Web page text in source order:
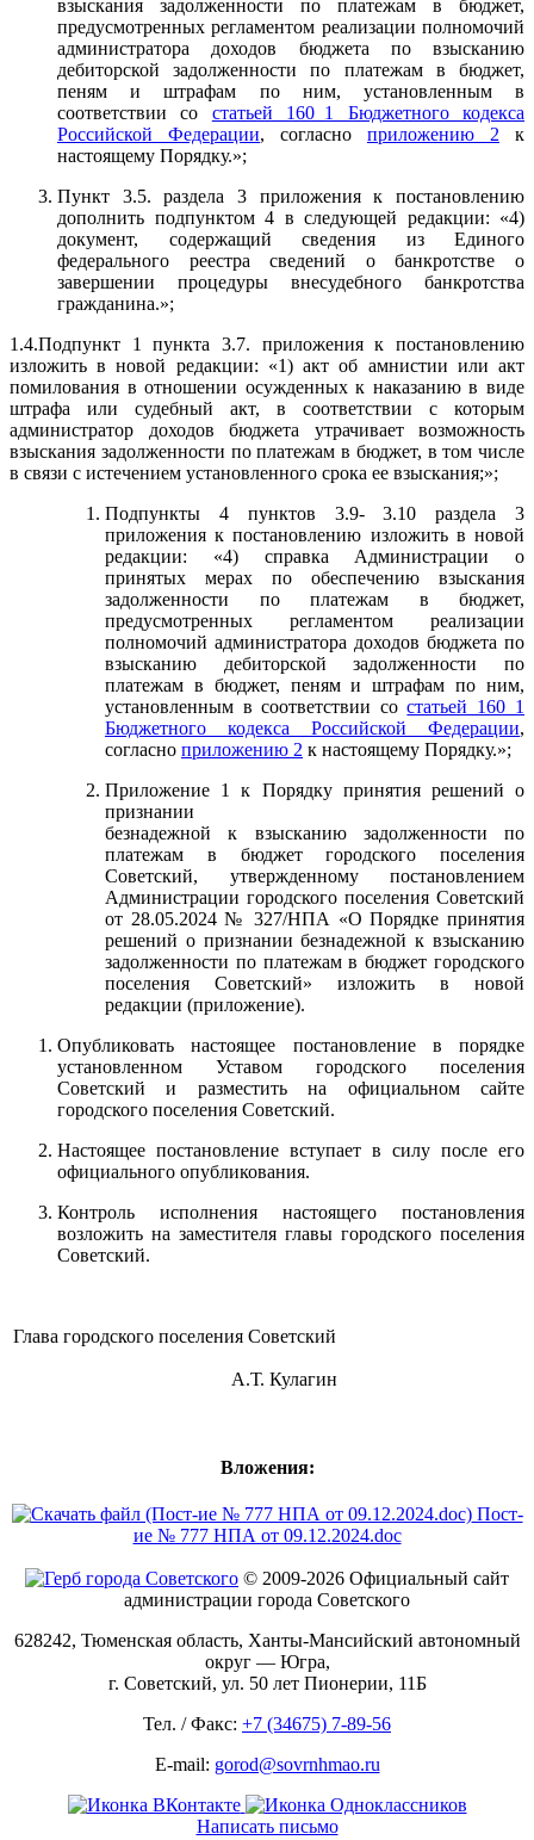
взыскания задолженности по платежам в бюджет,
предусмотренных регламентом реализации полномочий
администратора доходов бюджета по взысканию
дебиторской задолженности по платежам в бюджет,
пеням и штрафам по ним, установленным в
соответствии со статьей 160_1 Бюджетного кодекса
Российской Федерации, согласно приложению 2 к
настоящему Порядку.»;
Пункт 3.5. раздела 3 приложения к постановлению
дополнить подпунктом 4 в следующей редакции: «4)
документ, содержащий сведения из Единого
федерального реестра сведений о банкротстве о
завершении процедуры внесудебного банкротства
гражданина.»;
1.4.Подпункт 1 пункта 3.7. приложения к постановлению
изложить в новой редакции: «1) акт об амнистии или акт
помилования в отношении осужденных к наказанию в виде
штрафа или судебный акт, в соответствии с которым
администратор доходов бюджета утрачивает возможность
взыскания задолженности по платежам в бюджет, в том числе
в связи с истечением установленного срока ее взыскания;»;
Подпункты 4 пунктов 3.9- 3.10 раздела 3
приложения к постановлению изложить в новой
редакции: «4) справка Администрации о
принятых мерах по обеспечению взыскания
задолженности по платежам в бюджет,
предусмотренных регламентом реализации
полномочий администратора доходов бюджета по
взысканию дебиторской задолженности по
платежам в бюджет, пеням и штрафам по ним,
установленным в соответствии состатьей 160_1
Бюджетного кодекса Российской Федерации,
согласно приложению 2 к настоящему Порядку.»;
Приложение 1 к Порядку принятия решений о
признании
безнадежной к взысканию задолженности по
платежам в бюджет городского поселения
Советский, утвержденному постановлением
Администрации городского поселения Советский
от 28.05.2024 № 327/НПА «О Порядке принятия
решений о признании безнадежной к взысканию
задолженности по платежам в бюджет городского
поселения Советский» изложить в новой
редакции (приложение).
Опубликовать настоящее постановление в порядке
установленном Уставом городского поселения
Советский и разместить на официальном сайте
городского поселения Советский.
Настоящее постановление вступает в силу после его
официального опубликования.
Контроль исполнения настоящего постановления
возложить на заместителя главы городского поселения
Советский.
Глава городского поселения Советский
А.Т. Кулагин
Вложения:
Пост-ие № 777 НПА от 09.12.2024.doc
администрации города Советского
округ — Югра,
г. Советский, ул. 50 лет Пионерии, 11Б
Написать письмо